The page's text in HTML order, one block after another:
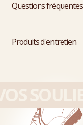
Questions fréquentes
Produits d'entretien